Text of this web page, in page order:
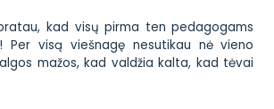
kad visų pirma ten pedagogams
Per visą viešnagę nesutikau nė vieno
mažos, kad valdžia kalta, kad tėvai